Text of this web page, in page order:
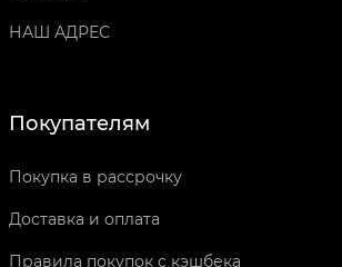
НАШ АДРЕС
Покупателям
Покупка в рассрочку
Доставка и оплата
Правила покупок с кэшбека